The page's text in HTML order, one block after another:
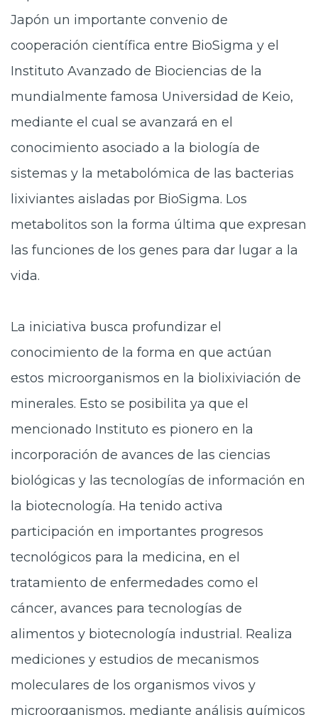
Japón un importante convenio de
cooperación científica entre BioSigma y el
Instituto Avanzado de Biociencias de la
mundialmente famosa Universidad de Keio,
mediante el cual se avanzará en el
conocimiento asociado a la biología de
sistemas y la metabolómica de las bacterias
lixiviantes aisladas por BioSigma. Los
metabolitos son la forma última que expresan
las funciones de los genes para dar lugar a la
vida.
La iniciativa busca profundizar el
conocimiento de la forma en que actúan
estos microorganismos en la biolixiviación de
minerales. Esto se posibilita ya que el
mencionado Instituto es pionero en la
incorporación de avances de las ciencias
biológicas y las tecnologías de información en
la biotecnología. Ha tenido activa
participación en importantes progresos
tecnológicos para la medicina, en el
tratamiento de enfermedades como el
cáncer, avances para tecnologías de
alimentos y biotecnología industrial. Realiza
mediciones y estudios de mecanismos
moleculares de los organismos vivos y
microorganismos, mediante análisis químicos